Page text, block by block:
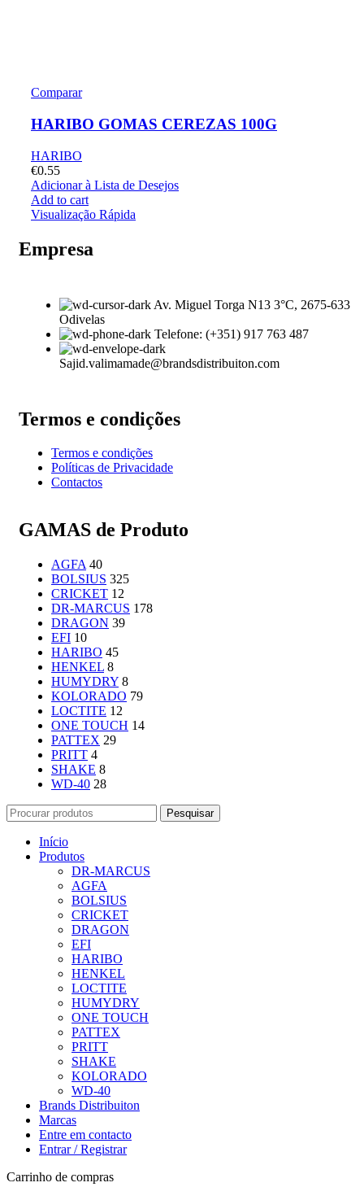
Comparar
HARIBO GOMAS CEREZAS 100G
HARIBO
€0.55
Adicionar à Lista de Desejos
Add to cart
Visualização Rápida
Empresa
Av. Miguel Torga N13 3°C, 2675-633
Odivelas
Telefone: (+351) 917 763 487
Sajid.valimamade@brandsdistribuiton.com
Termos e condições
Termos e condições
Políticas de Privacidade
Contactos
GAMAS de Produto
AGFA 40
BOLSIUS 325
CRICKET 12
DR-MARCUS 178
DRAGON 39
EFI 10
HARIBO 45
HENKEL 8
HUMYDRY 8
KOLORADO 79
LOCTITE 12
ONE TOUCH 14
PATTEX 29
PRITT 4
SHAKE 8
WD-40 28
Pesquisar
Início
Produtos
DR-MARCUS
AGFA
BOLSIUS
CRICKET
DRAGON
EFI
HARIBO
HENKEL
LOCTITE
HUMYDRY
ONE TOUCH
PATTEX
PRITT
SHAKE
KOLORADO
WD-40
Brands Distribuiton
Marcas
Entre em contacto
Entrar / Registrar
Carrinho de compras